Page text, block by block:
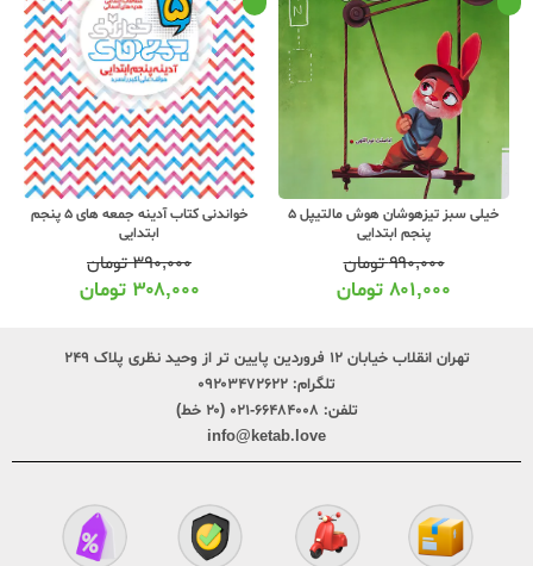
خیلی سبز تیزهوشان هوش مالتیپل 5
پنجم ابتدایی
۹۹۰,۰۰۰تومان
۸۰۱,۰۰۰ تومان
خواندنی کتاب آدینه جمعه های 5 پنجم
ابتدایی
۳۹۰,۰۰۰تومان
۳۰۸,۰۰۰ تومان
تهران انقلاب خیابان ۱۲ فروردین پایین تر از وحید نظری پلاک ۲۴۹
تلگرام: ۰۹۲۰۳۴۷۲۶۲۲
تلفن: ۶۶۴۸۴۰۰۸-۰۲۱ (۲۰ خط)
info@ketab.love